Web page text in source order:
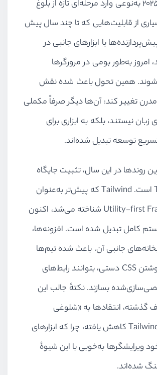
CSS در سال ۲۰۲۵ به‌نوعی وارد مرحله‌ای تازه از بلوغ
از قابلیت‌هایی که تا چند سال پیش
یا ابزارهای جانبی در
به‌طور بومی در مرورگرها
همین تحول باعث شده نقش
ابزارهای CSS مدرن تغییر کند: آن‌ها دیگر صرفاً مکملی
نیستند، بلکه به ابزاری برای
توسعه تبدیل شده‌اند.
روندها در این سال، تثبیت جایگاه
Tailwind CSS است. Tailwind که پیش‌تر به‌عنوان
یک Utility-first Framework شناخته می‌شد، اکنون
کامل تبدیل شده است. افزونه‌ها،
جانبی آن، باعث شده تیم‌ها
بدون نیاز به نوشتن CSS دستی، بتوانند رابط‌های
بسازند. نکتهٔ جالب این
گذشته، انتقادها به «شلوغی
کلاس‌ها» در Tailwind کاهش یافته، چرا که ابزارهای
ویرایشگرها به‌خوبی با این شیوهٔ
شده‌اند.